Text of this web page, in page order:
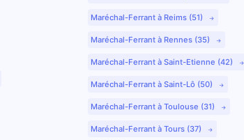
Maréchal-Ferrant à Reims (51)
Maréchal-Ferrant à Rennes (35)
Maréchal-Ferrant à Saint-Etienne (42)
Maréchal-Ferrant à Saint-Lô (50)
Maréchal-Ferrant à Toulouse (31)
Maréchal-Ferrant à Tours (37)